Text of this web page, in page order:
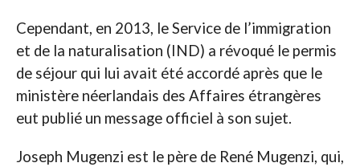
Cependant, en 2013, le Service de l’immigration
et de la naturalisation (IND) a révoqué le permis
de séjour qui lui avait été accordé après que le
ministère néerlandais des Affaires étrangères
eut publié un message officiel à son sujet.
Joseph Mugenzi est le père de René Mugenzi, qui,